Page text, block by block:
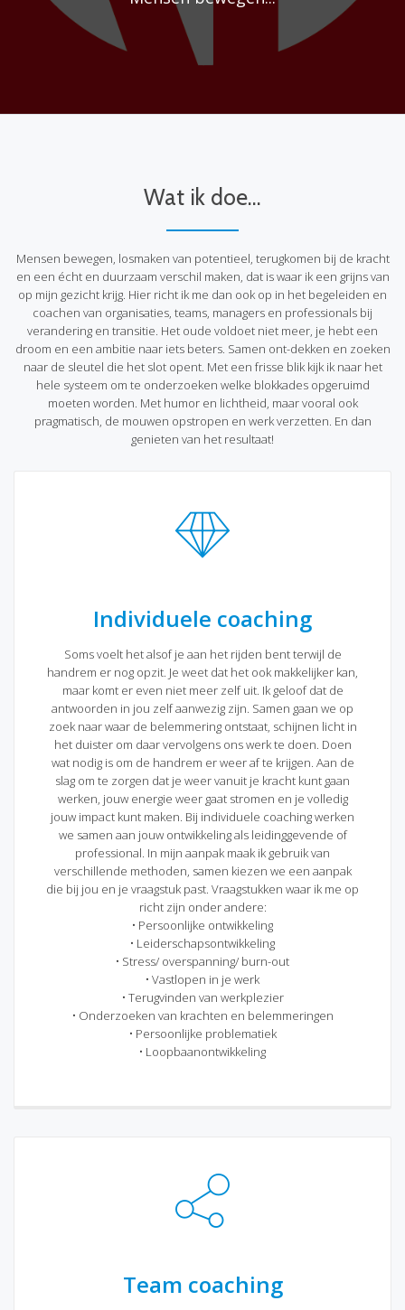
Wat ik doe...
Mensen bewegen, losmaken van potentieel, terugkomen bij de kracht
en een écht en duurzaam verschil maken, dat is waar ik een grijns van
op mijn gezicht krijg. Hier richt ik me dan ook op in het begeleiden en
coachen van organisaties, teams, managers en professionals bij
verandering en transitie. Het oude voldoet niet meer, je hebt een
droom en een ambitie naar iets beters. Samen ont-dekken en zoeken
naar de sleutel die het slot opent. Met een frisse blik kijk ik naar het
hele systeem om te onderzoeken welke blokkades opgeruimd
moeten worden. Met humor en lichtheid, maar vooral ook
pragmatisch, de mouwen opstropen en werk verzetten. En dan
genieten van het resultaat!
Individuele coaching
Soms voelt het alsof je aan het rijden bent terwijl de
handrem er nog opzit. Je weet dat het ook makkelijker kan,
maar komt er even niet meer zelf uit. Ik geloof dat de
antwoorden in jou zelf aanwezig zijn. Samen gaan we op
zoek naar waar de belemmering ontstaat, schijnen licht in
het duister om daar vervolgens ons werk te doen. Doen
wat nodig is om de handrem er weer af te krijgen. Aan de
slag om te zorgen dat je weer vanuit je kracht kunt gaan
werken, jouw energie weer gaat stromen en je volledig
jouw impact kunt maken. Bij individuele coaching werken
we samen aan jouw ontwikkeling als leidinggevende of
professional. In mijn aanpak maak ik gebruik van
verschillende methoden, samen kiezen we een aanpak
die bij jou en je vraagstuk past. Vraagstukken waar ik me op
richt zijn onder andere:
• Persoonlijke ontwikkeling
• Leiderschapsontwikkeling
• Stress/ overspanning/ burn-out
• Vastlopen in je werk
• Terugvinden van werkplezier
• Onderzoeken van krachten en belemmeringen
• Persoonlijke problematiek
• Loopbaanontwikkeling
Team coaching